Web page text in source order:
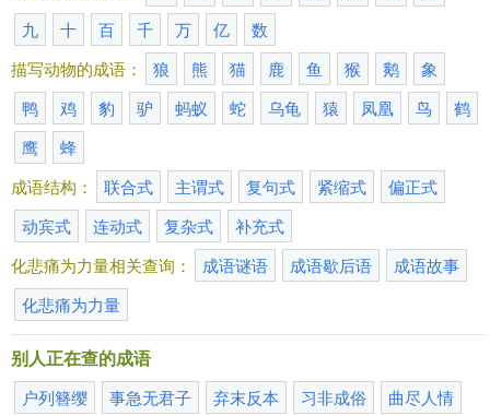
九
十 百 千 万 亿
数
描写动物的成语：
狼 熊 猫 鹿 鱼 猴 鹅
象
鸭
鸡 豹 驴 蚂蚁 蛇 乌龟 猿 凤凰 鸟
鹤
鹰
蜂
成语结构：
联合式 主谓式 复句式 紧缩式
偏正式
动宾式
连动式 复杂式
补充式
化悲痛为力量相关查询：
成语谜语 成语歇后语
成语故事
化悲痛为力量
别人正在查的成语
户列簪缨 事急无君子 弃末反本 习非成俗
曲尽人情